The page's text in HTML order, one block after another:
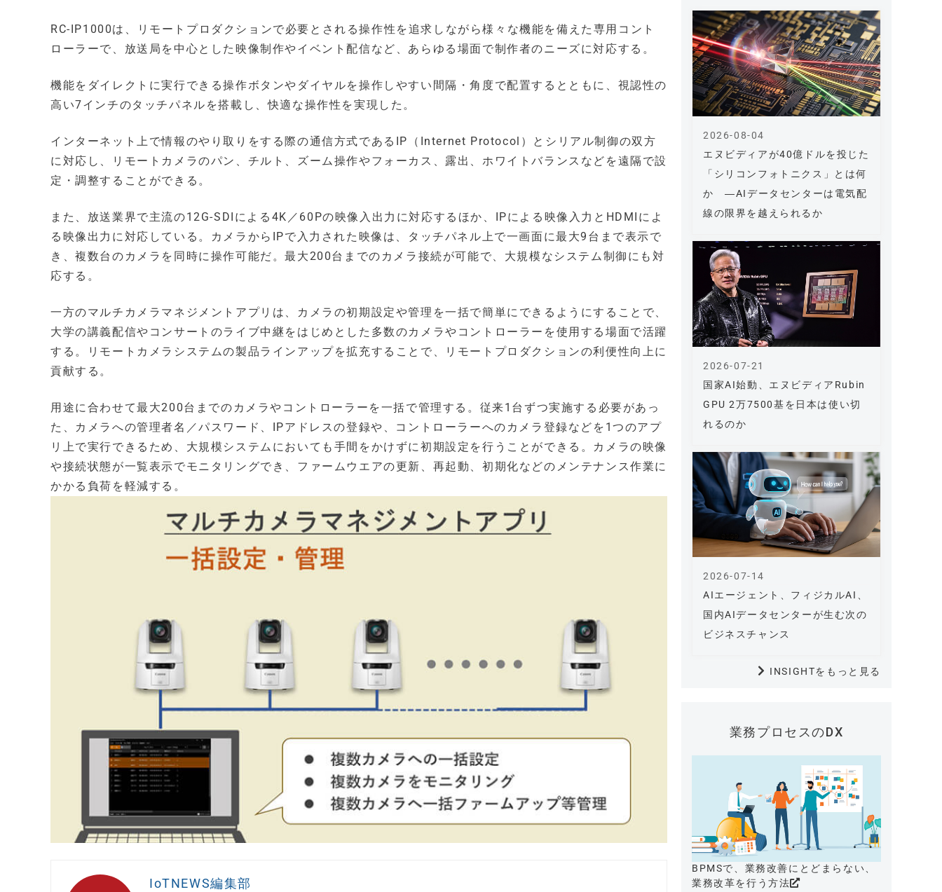
RC-IP1000は、リモートプロダクションで必要とされる操作性を追求しながら様々な機能を備えた専用コント
ローラーで、放送局を中心とした映像制作やイベント配信など、あらゆる場面で制作者のニーズに対応する。
機能をダイレクトに実行できる操作ボタンやダイヤルを操作しやすい間隔・角度で配置するとともに、視認性の
高い7インチのタッチパネルを搭載し、快適な操作性を実現した。
インターネット上で情報のやり取りをする際の通信方式であるIP（Internet Protocol）とシリアル制御の双方
に対応し、リモートカメラのパン、チルト、ズーム操作やフォーカス、露出、ホワイトバランスなどを遠隔で設
定・調整することができる。
また、放送業界で主流の12G-SDIによる4K／60Pの映像入出力に対応するほか、IPによる映像入力とHDMIによ
る映像出力に対応している。カメラからIPで入力された映像は、タッチパネル上で一画面に最大9台まで表示で
き、複数台のカメラを同時に操作可能だ。最大200台までのカメラ接続が可能で、大規模なシステム制御にも対
応する。
一方のマルチカメラマネジメントアプリは、カメラの初期設定や管理を一括で簡単にできるようにすることで、
大学の講義配信やコンサートのライブ中継をはじめとした多数のカメラやコントローラーを使用する場面で活躍
する。リモートカメラシステムの製品ラインアップを拡充することで、リモートプロダクションの利便性向上に
貢献する。
用途に合わせて最大200台までのカメラやコントローラーを一括で管理する。従来1台ずつ実施する必要があっ
た、カメラへの管理者名／パスワード、IPアドレスの登録や、コントローラーへのカメラ登録などを1つのアプ
リ上で実行できるため、大規模システムにおいても手間をかけずに初期設定を行うことができる。カメラの映像
や接続状態が一覧表示でモニタリングでき、ファームウエアの更新、再起動、初期化などのメンテナンス作業に
かかる負荷を軽減する。
IoTNEWS編集部
エヌビディアが40億ドルを投じた
「シリコンフォトニクス」とは何
か ―AIデータセンターは電気配
線の限界を越えられるか
2026-08-04
国家AI始動、エヌビディアRubin
GPU 2万7500基を日本は使い切
れるのか
2026-07-21
AIエージェント、フィジカルAI、
国内AIデータセンターが生む次の
ビジネスチャンス
2026-07-14
INSIGHTをもっと見る
業務プロセスのDX
BPMSで、業務改善にとどまらない、
業務改革を行う方法